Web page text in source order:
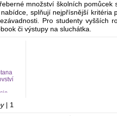
množství školních
splňují nejpřísnější kritéria
Pro studenty vyšších
či výstupy na sluchátka.
| 1